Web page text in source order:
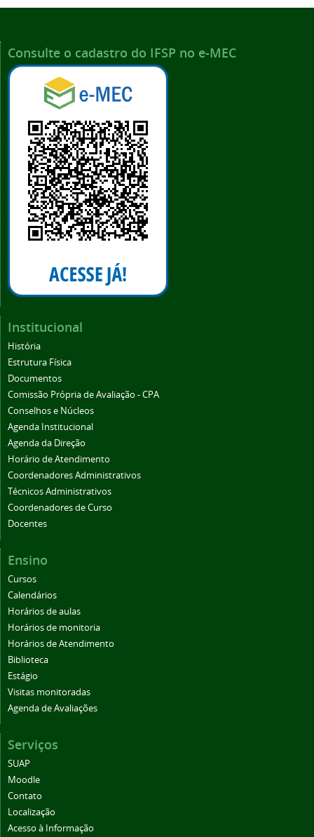
Consulte o cadastro do IFSP no e-MEC
Institucional
História
Estrutura Física
Documentos
Comissão Própria de Avaliação - CPA
Conselhos e Núcleos
Agenda Institucional
Agenda da Direção
Horário de Atendimento
Coordenadores Administrativos
Técnicos Administrativos
Coordenadores de Curso
Docentes
Ensino
Cursos
Calendários
Horários de aulas
Horários de monitoria
Horários de Atendimento
Biblioteca
Estágio
Visitas monitoradas
Agenda de Avaliações
Serviços
SUAP
Moodle
Contato
Localização
Acesso à Informação